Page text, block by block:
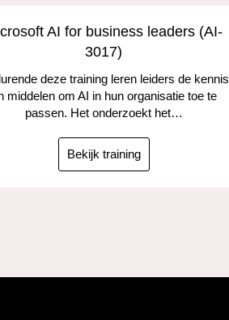
AI for business leaders (AI-
3017)
deze training leren leiders de kennis
middelen om AI in hun organisatie toe te
passen. Het onderzoekt het…
Bekijk training